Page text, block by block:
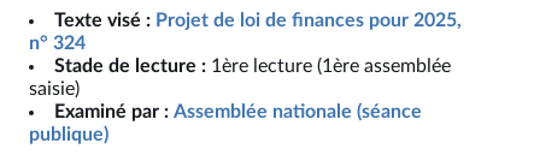
Texte visé : Projet de loi de finances pour 2025,
n° 324
Stade de lecture : 1ère lecture (1ère assemblée
saisie)
Examiné par : Assemblée nationale (séance
publique)